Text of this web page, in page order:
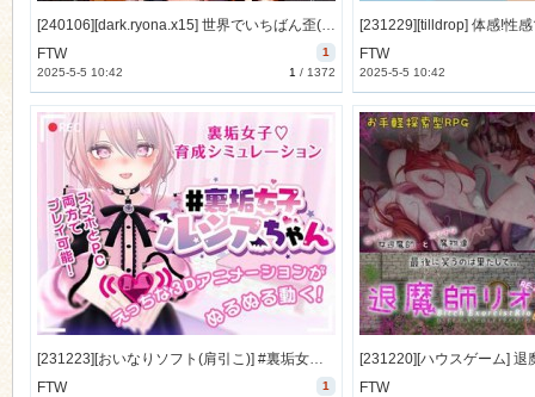
[240106][dark.ryona.x15] 世界でいちばん歪(ぴゅあ)な凌○(こい) [182M] [RJ01137909]
1
FTW
1 / 1372
2025-5-5 10:42
FTW
2025-5-5 10:42
[231223][おいなりソフト(肩引こ)] #裏垢女子ルシアちゃん セット! [871M] [RJ01131951]
1
FTW FTW